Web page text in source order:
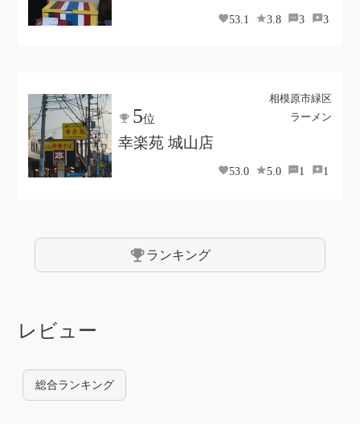
53.1 3.8 3 3
相模原市緑区
ラーメン
5位
幸楽苑 城山店
53.0 5.0 1 1
emoji_eventsランキング
レビュー
総合ランキング